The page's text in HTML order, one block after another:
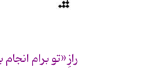
رازِ «تو برام